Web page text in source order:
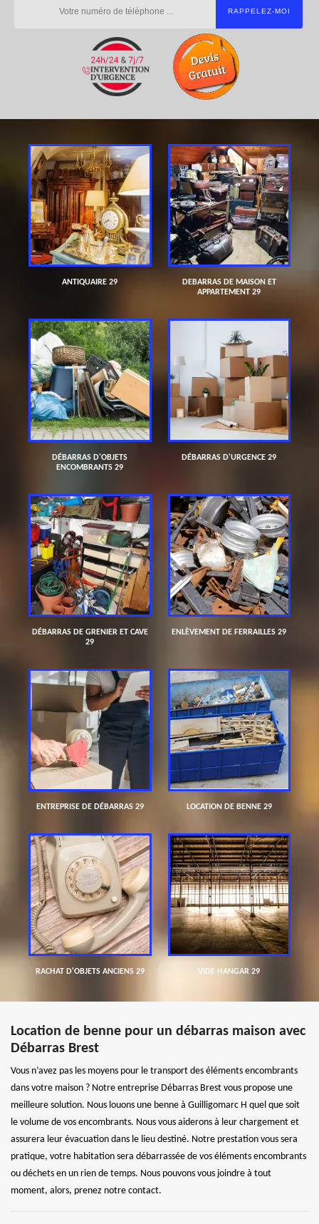
ANTIQUAIRE 29
DEBARRAS DE MAISON ET
APPARTEMENT 29
DÉBARRAS D'OBJETS
ENCOMBRANTS 29
DÉBARRAS D'URGENCE 29
DÉBARRAS DE GRENIER ET CAVE
29
ENLÈVEMENT DE FERRAILLES 29
ENTREPRISE DE DÉBARRAS 29 LOCATION DE BENNE 29
RACHAT D'OBJETS ANCIENS 29 VIDE HANGAR 29
Location de benne pour un débarras maison avec
Débarras Brest
Vous n’avez pas les moyens pour le transport des éléments encombrants
dans votre maison ? Notre entreprise Débarras Brest vous propose une
meilleure solution. Nous louons une benne à Guilligomarc H quel que soit
le volume de vos encombrants. Nous vous aiderons à leur chargement et
assurera leur évacuation dans le lieu destiné. Notre prestation vous sera
pratique, votre habitation sera débarrassée de vos éléments encombrants
ou déchets en un rien de temps. Nous pouvons vous joindre à tout
moment, alors, prenez notre contact.